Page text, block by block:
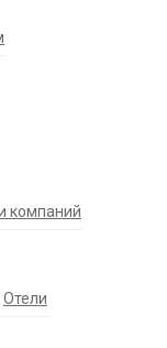
компаний
Отели